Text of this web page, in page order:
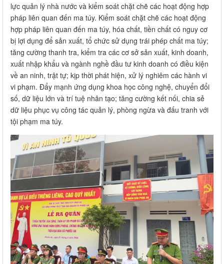
lực quản lý nhà nước và kiểm soát chặt chẽ các hoạt động hợp
pháp liên quan đến ma túy. Kiểm soát chặt chẽ các hoạt động
hợp pháp liên quan đến ma túy, hóa chất, tiền chất có nguy cơ
bị lợi dụng để sản xuất, tổ chức sử dụng trái phép chất ma túy;
tăng cường thanh tra, kiểm tra các cơ sở sản xuất, kinh doanh,
xuất nhập khẩu và ngành nghề đầu tư kinh doanh có điều kiện
về an ninh, trật tự; kịp thời phát hiện, xử lý nghiêm các hành vi
vi phạm. Đẩy mạnh ứng dụng khoa học công nghệ, chuyển đổi
số, dữ liệu lớn và trí tuệ nhân tạo; tăng cường kết nối, chia sẻ
dữ liệu phục vụ công tác quản lý, phòng ngừa và đấu tranh với
tội phạm ma túy.